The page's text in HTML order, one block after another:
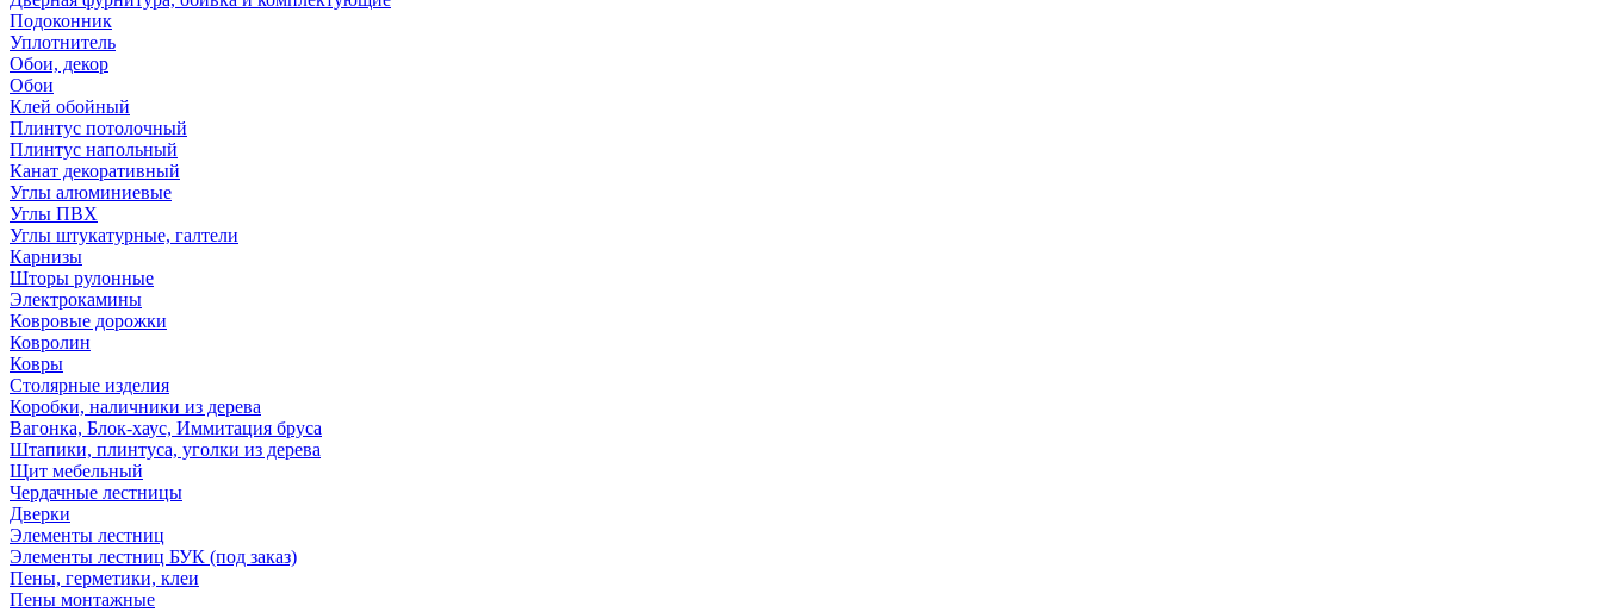
Подоконник
Уплотнитель
Обои, декор
Обои
Клей обойный
Плинтус потолочный
Плинтус напольный
Канат декоративный
Углы алюминиевые
Углы ПВХ
Углы штукатурные, галтели
Карнизы
Шторы рулонные
Электрокамины
Ковровые дорожки
Ковролин
Ковры
Столярные изделия
Коробки, наличники из дерева
Вагонка, Блок-хаус, Иммитация бруса
Штапики, плинтуса, уголки из дерева
Щит мебельный
Чердачные лестницы
Дверки
Элементы лестниц
Элементы лестниц БУК (под заказ)
Пены, герметики, клеи
Пены монтажные